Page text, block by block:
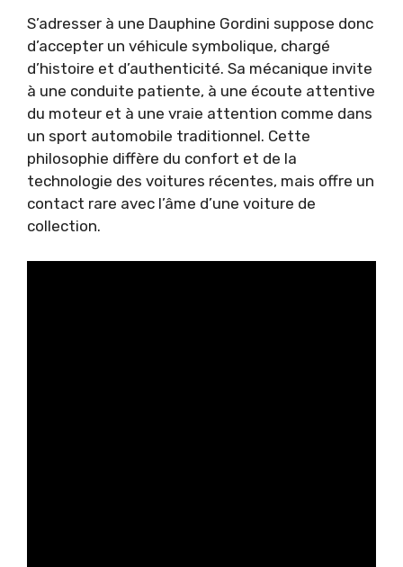
S’adresser à une Dauphine Gordini suppose donc
d’accepter un véhicule symbolique, chargé
d’histoire et d’authenticité. Sa mécanique invite
à une conduite patiente, à une écoute attentive
du moteur et à une vraie attention comme dans
un sport automobile traditionnel. Cette
philosophie diffère du confort et de la
technologie des voitures récentes, mais offre un
contact rare avec l’âme d’une voiture de
collection.